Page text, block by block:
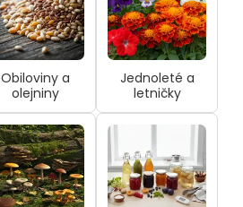
Obiloviny a
olejniny
Jednoleté a
letničky